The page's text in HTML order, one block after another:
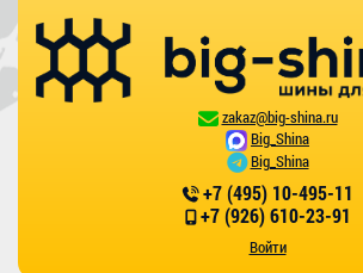
zakaz@big-shina.ru
Big_Shina
Big_Shina
+7 (495) 10-495-11
+7 (926) 610-23-91
Войти